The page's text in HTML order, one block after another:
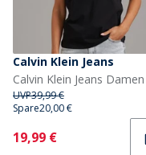
Calvin Klein Jeans
UVP39,99 €
Spare20,00 €
Current
19,99 €